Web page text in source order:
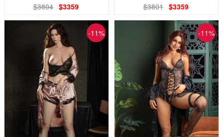
$3804 $3359 $3801 $3359
-11% -11%